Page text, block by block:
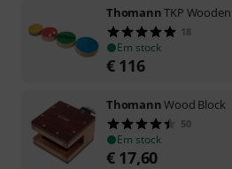
ThomannTKP
18
Em stock
€ 116
ThomannWood Block
50
Em stock
€ 17,60